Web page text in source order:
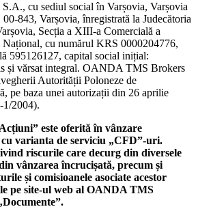
cu sediul social în Varșovia, Varșovia
843, Varșovia, înregistrată la Judecătoria
Secția a XIII-a Comercială a
cu numărul KRS 0000204776,
595126127, capital social inițial:
și vărsat integral. OANDA TMS Brokers
Autorității Poloneze de
pe baza unei autorizații din 26 aprilie
2004).
este oferită în vânzare
varianta de serviciu „CFD”-uri.
riscurile care decurg din diversele
vânzarea încrucișată, precum și
și comisioanele asociate acestor
pe site-ul web al OANDA TMS